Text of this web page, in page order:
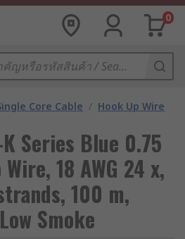
0
Core Cable / Hook Up Wire
K Series Blue 0.75
18 AWG 24 x,
100 m,
Smoke